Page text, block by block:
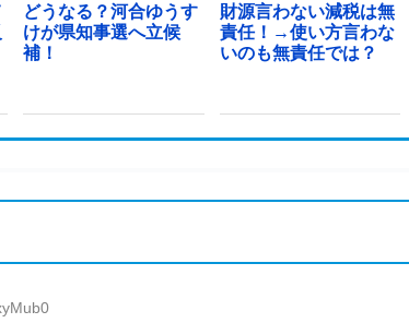
どうなる？河合ゆうす
けが県知事選へ立候
補！
財源言わない減税は無
責任！→使い方言わな
いのも無責任では？